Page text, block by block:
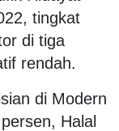
tingkat
di tiga
rendah.
di Modern
Halal